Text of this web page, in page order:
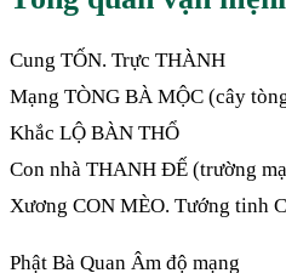
Cung TỐN. Trực THÀNH
Mạng TÒNG BÀ MỘC (cây
Khắc LỘ BÀN THỔ
Con nhà THANH ĐẾ (trường
Xương CON MÈO. Tướng tinh
Phật Bà Quan Âm độ mạng